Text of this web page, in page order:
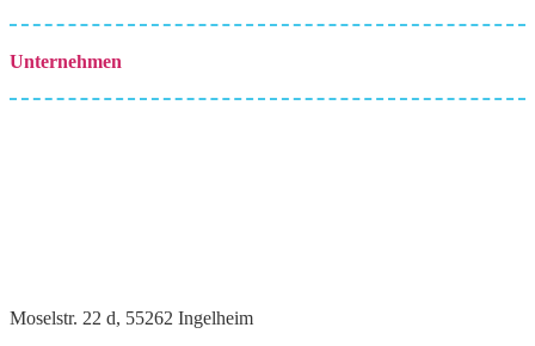
Unternehmen
Moselstr. 22 d, 55262 Ingelheim